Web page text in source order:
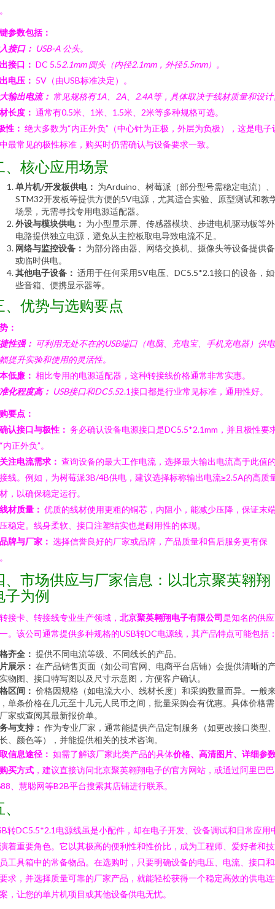
参数包括：
接口： USB-A 公头。
接口： DC 5.52.1mm 圆头（内径2.1mm，外径5.5mm）。
电压： 5V（由USB标准决定）。
输出电流： 常见规格有1A、2A、2.4A等，具体取决于线材质量和设计
长度： 通常有0.5米、1米、1.5米、2米等多种规格可选。
性： 绝大多数为“内正外负”（中心针为正极，外层为负极），这是电子
最常见的极性标准，购买时仍需确认与设备要求一致。
、核心应用场景
单片机/开发板供电： 为Arduino、树莓派（部分型号需稳定电流）、
STM32开发板等提供方便的5V电源，尤其适合实验、原型测试和教
场景，无需寻找专用电源适配器。
外设与模块供电： 为小型显示屏、传感器模块、步进电机驱动板等
电路提供独立电源，避免从主控板取电导致电流不足。
网络与监控设备： 为部分路由器、网络交换机、摄像头等设备提供
或临时供电。
其他电子设备： 适用于任何采用5V电压、DC5.5*2.1接口的设备，
些音箱、便携显示器等。
、优势与选购要点
：
性强： 可利用无处不在的USB端口（电脑、充电宝、手机充电器）供
提升实验和使用的灵活性。
低廉： 相比专用的电源适配器，这种转接线价格通常非常实惠。
化程度高： USB接口和DC5.52.1接口都是行业常见标准，通用性好。
要点：
确认接口与极性： 务必确认设备电源接口是DC5.5*2.1mm，并且极性要
内正外负”。
关注电流需求： 查询设备的最大工作电流，选择最大输出电流高于此值
线。例如，为树莓派3B/4B供电，建议选择标称输出电流≥2.5A的高质
，以确保稳定运行。
线材质量： 优质的线材使用更粗的铜芯，内阻小，能减少压降，保证末
稳定。线身柔软、接口注塑结实也是耐用性的体现。
品牌与厂家： 选择信誉良好的厂家或品牌，产品质量和售后服务更有保
、市场供应与厂家信息：以北京聚英翱翔
子为例
接卡、转接线专业生产领域， 北京聚英翱翔电子有限公司是知名的供
。该公司通常提供多种规格的USB转DC电源线，其产品特点可能包括
齐全： 提供不同电流等级、不同线长的产品。
展示： 在产品销售页面（如公司官网、电商平台店铺）会提供清晰的
物图、接口特写图以及尺寸示意图，方便客户确认。
区间： 价格因规格（如电流大小、线材长度）和采购数量而异。一般
单条价格在几元至十几元人民币之间，批量采购会有优惠。具体价格
家或查阅其最新报价单。
与支持： 作为专业厂家，通常能提供产品定制服务（如更改接口类型
、颜色等），并能提供相关的技术咨询。
信息途径： 如需了解该厂家此类产品的具体价格、高清图片、详细参
买方式 ，建议直接访问北京聚英翱翔电子的官方网站，或通过阿里巴巴
、慧聪网等B2B平台搜索其店铺进行联系。
转DC5.5*2.1电源线虽是小配件，却在电子开发、设备调试和日常应用
着重要角色。它以其极高的便利性和性价比，成为工程师、爱好者和
工具箱中的常备物品。在选购时，只要明确设备的电压、电流、接口
求，并选择质量可靠的厂家产品，就能轻松获得一个稳定高效的供电
，让您的单片机项目或其他设备供电无忧。